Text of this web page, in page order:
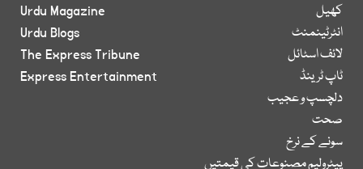
کھیل
انٹرٹینمنٹ
لائف اسٹائل
ٹاپ ٹرینڈ
دلچسپ و عجیب
صحت
سونے کے نرخ
پیٹرولیم مصنوعات کی قیمتیں
Urdu Magazine
Urdu Blogs
The Express Tribune
Express Entertainment